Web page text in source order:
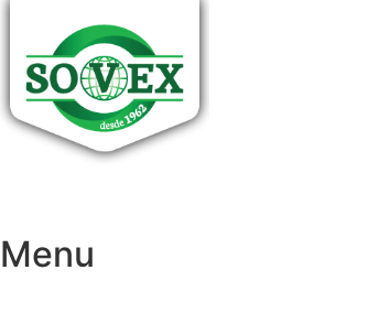
conteúdo
Menu